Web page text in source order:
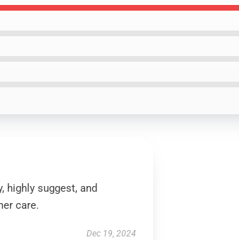
highly suggest, and
care.
Dec 19, 2024